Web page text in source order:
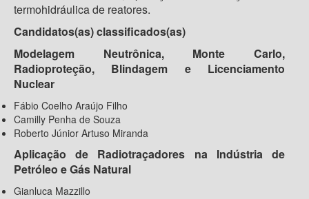
termohidráulica de reatores.
Candidatos(as) classificados(as)
Modelagem Neutrônica, Monte Carlo,
Radioproteção, Blindagem e Licenciamento
Nuclear
Fábio Coelho Araújo Filho
Camilly Penha de Souza
Roberto Júnior Artuso Miranda
Aplicação de Radiotraçadores na Indústria de
Petróleo e Gás Natural
Gianluca Mazzillo